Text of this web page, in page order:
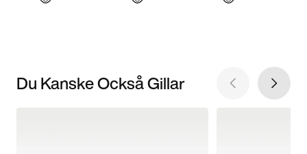
Du Kanske Också Gillar